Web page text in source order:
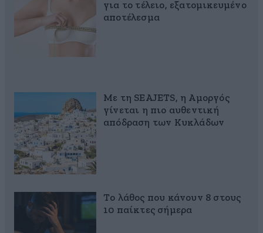
για το τέλειο, εξατομικευμένο
αποτέλεσμα
Με τη SEAJETS, η Αμοργός
γίνεται η πιο αυθεντική
απόδραση των Κυκλάδων
Το λάθος που κάνουν 8 στους
10 παίκτες σήμερα